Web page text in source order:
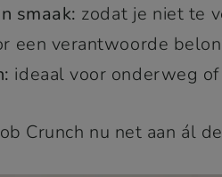
smaak: zodat je niet te
een verantwoorde
ideaal voor onderweg
Crunch nu net aan ál